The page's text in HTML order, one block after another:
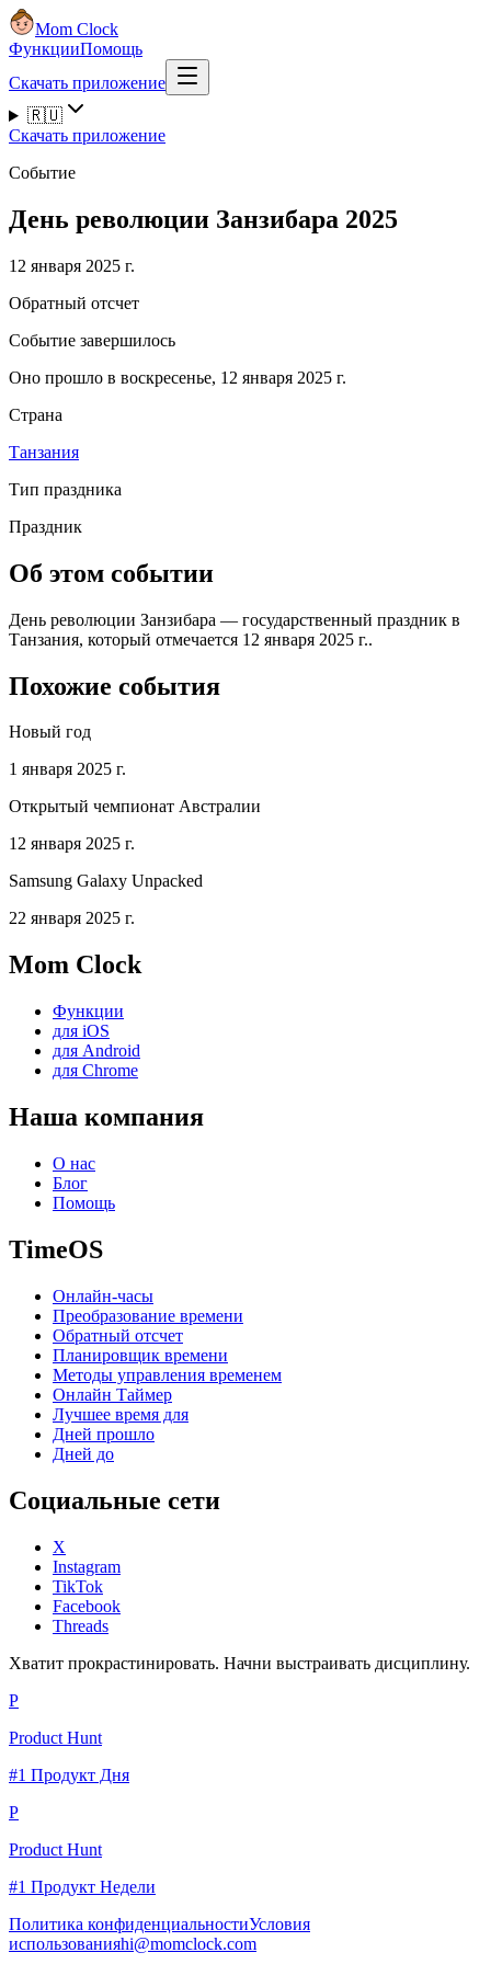
Mom Clock
ФункцииПомощь
Скачать приложение
🇷🇺
Скачать приложение
Событие
День революции Занзибара 2025
12 января 2025 г.
Обратный отсчет
Событие завершилось
Оно прошло в воскресенье, 12 января 2025 г.
Страна
Танзания
Тип праздника
Праздник
Об этом событии
День революции Занзибара — государственный праздник в
Танзания, который отмечается 12 января 2025 г..
Похожие события
Новый год
1 января 2025 г.
Открытый чемпионат Австралии
12 января 2025 г.
Samsung Galaxy Unpacked
22 января 2025 г.
Mom Clock
Функции
для iOS
для Android
для Chrome
Наша компания
О нас
Блог
Помощь
TimeOS
Онлайн-часы
Преобразование времени
Обратный отсчет
Планировщик времени
Методы управления временем
Онлайн Таймер
Лучшее время для
Дней прошло
Дней до
Социальные сети
X
Instagram
TikTok
Facebook
Threads
Хватит прокрастинировать. Начни выстраивать дисциплину.
P
Product Hunt
#1 Продукт Дня
P
Product Hunt
#1 Продукт Недели
Политика конфиденциальностиУсловия
использованияhi@momclock.com